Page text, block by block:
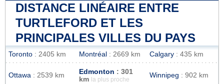
DISTANCE LINÉAIRE ENTRE
TURTLEFORD ET LES
PRINCIPALES VILLES DU PAYS
Toronto : 2405 km Montréal : 2669 km Calgary : 435 km
Ottawa : 2539 km Edmonton : 301
km
la plus proche
Winnipeg : 902 km